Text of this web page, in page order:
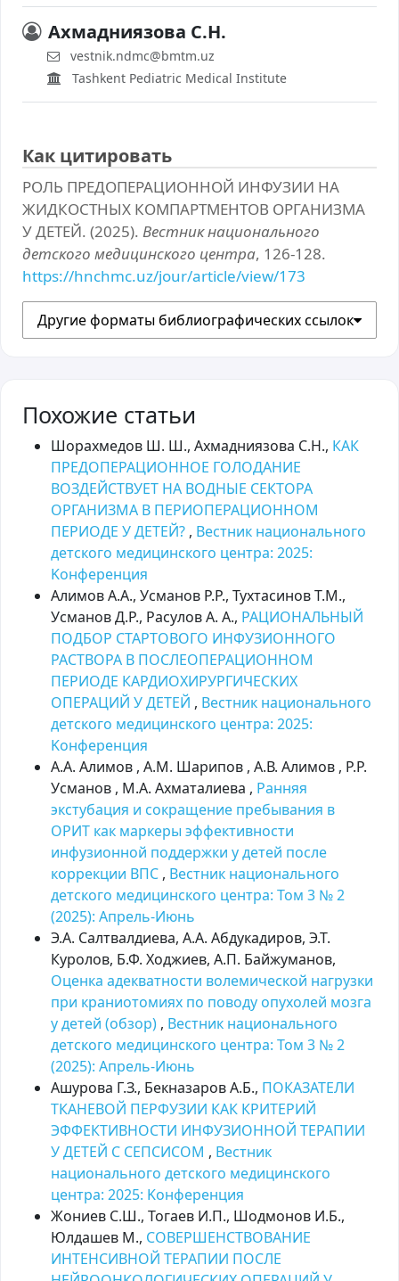
Ахмадниязова С.Н.
vestnik.ndmc@bmtm.uz
Tashkent Pediatric Medical Institute
Как цитировать
РОЛЬ ПРЕДОПЕРАЦИОННОЙ ИНФУЗИИ НА
ЖИДКОСТНЫХ КОМПАРТМЕНТОВ ОРГАНИЗМА
У ДЕТЕЙ. (2025). Вестник национального
детского медицинского центра, 126-128.
https://hnchmc.uz/jour/article/view/173
Другие форматы библиографических ссылок
Похожие статьи
Шорахмедов Ш. Ш., Ахмадниязова С.Н., КАК
ПРЕДОПЕРАЦИОННОЕ ГОЛОДАНИЕ
ВОЗДЕЙСТВУЕТ НА ВОДНЫЕ СЕКТОРА
ОРГАНИЗМА В ПЕРИОПЕРАЦИОННОМ
ПЕРИОДЕ У ДЕТЕЙ? , Вестник национального
детского медицинского центра: 2025:
Kонференция
Алимов А.А., Усманов Р.Р., Тухтасинов Т.М.,
Усманов Д.Р., Расулов А. А., РАЦИОНАЛЬНЫЙ
ПОДБОР СТАРТОВОГО ИНФУЗИОННОГО
РАСТВОРА В ПОСЛЕОПЕРАЦИОННОМ
ПЕРИОДЕ КАРДИОХИРУРГИЧЕСКИХ
ОПЕРАЦИЙ У ДЕТЕЙ , Вестник национального
детского медицинского центра: 2025:
Kонференция
А.А. Алимов , А.М. Шарипов , А.В. Алимов , Р.Р.
Усманов , М.А. Ахматалиева , Ранняя
экстубация и сокращение пребывания в
ОРИТ как маркеры эффективности
инфузионной поддержки у детей после
коррекции ВПС , Вестник национального
детского медицинского центра: Том 3 № 2
(2025): Апрель-Июнь
Э.А. Салтвалдиева, А.А. Абдукадиров, Э.Т.
Куролов, Б.Ф. Ходжиев, А.П. Байжуманов,
Оценка адекватности волемической нагрузки
при краниотомиях по поводу опухолей мозга
у детей (обзор) , Вестник национального
детского медицинского центра: Том 3 № 2
(2025): Апрель-Июнь
Ашурова Г.З., Бекназаров А.Б., ПОКАЗАТЕЛИ
ТКАНЕВОЙ ПЕРФУЗИИ КАК КРИТЕРИЙ
ЭФФЕКТИВНОСТИ ИНФУЗИОННОЙ ТЕРАПИИ
У ДЕТЕЙ С СЕПСИСОМ , Вестник
национального детского медицинского
центра: 2025: Kонференция
Жониев С.Ш., Тогаев И.П., Шодмонов И.Б.,
Юлдашев М., СОВЕРШЕНСТВОВАНИЕ
ИНТЕНСИВНОЙ ТЕРАПИИ ПОСЛЕ